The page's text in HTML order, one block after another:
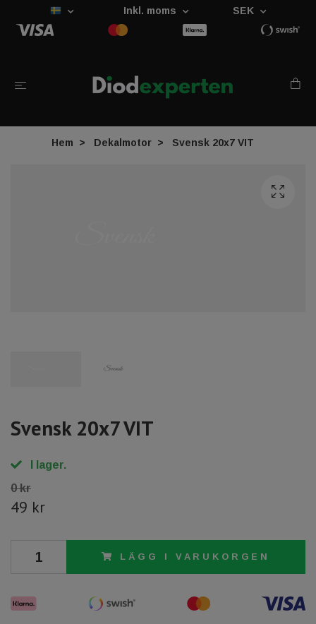
Inkl. moms SEK
Hem Dekalmotor Svensk 20x7 VIT
Svensk 20x7 VIT
I lager.
0 kr
49 kr
LÄGG I VARUKORGEN